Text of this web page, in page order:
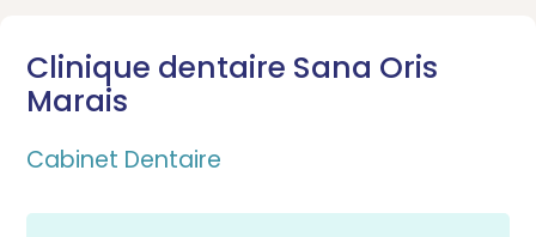
Clinique dentaire Sana Oris
Marais
Cabinet Dentaire